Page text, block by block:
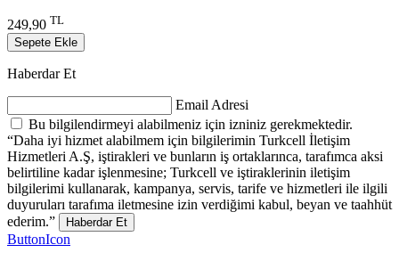
249,90 TL
Sepete Ekle
Haberdar Et
Email Adresi
Bu bilgilendirmeyi alabilmeniz için izniniz gerekmektedir.
“Daha iyi hizmet alabilmem için bilgilerimin Turkcell İletişim
Hizmetleri A.Ş, iştirakleri ve bunların iş ortaklarınca, tarafımca aksi
belirtiline kadar işlenmesine; Turkcell ve iştiraklerinin iletişim
bilgilerimi kullanarak, kampanya, servis, tarife ve hizmetleri ile ilgili
duyuruları tarafıma iletmesine izin verdiğimi kabul, beyan ve taahhüt
ederim.”
Haberdar Et
ButtonIcon